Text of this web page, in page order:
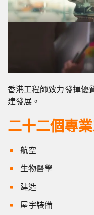
香港工程師致力發揮優
建發展。
二十二個專
航空
生物醫學
建造
屋宇裝備